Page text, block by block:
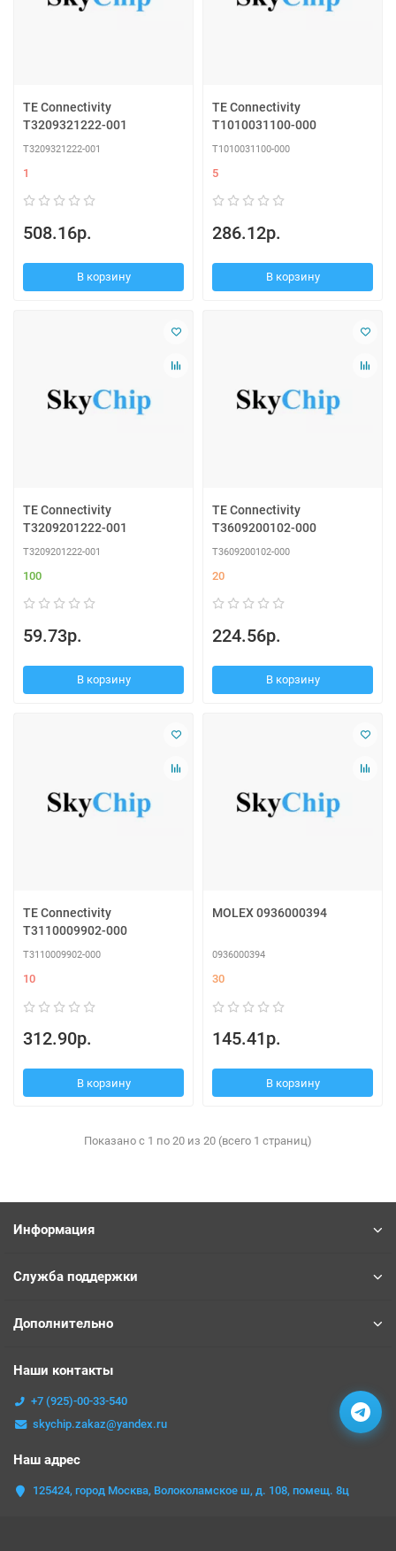
TE Connectivity
T3209321222-001
T3209321222-001
1
508.16р.
В корзину
TE Connectivity
T1010031100-000
T1010031100-000
5
286.12р.
В корзину
TE Connectivity
T3209201222-001
T3209201222-001
100
59.73р.
В корзину
TE Connectivity
T3609200102-000
T3609200102-000
20
224.56р.
В корзину
TE Connectivity
T3110009902-000
T3110009902-000
10
312.90р.
В корзину
MOLEX 0936000394
0936000394
30
145.41р.
В корзину
Показано с 1 по 20 из 20 (всего 1 страниц)
Информация
Служба поддержки
Дополнительно
Наши контакты
+7 (925)-00-33-540
skychip.zakaz@yandex.ru
Наш адрес
125424, город Москва, Волоколамское ш, д. 108, помещ. 8ц